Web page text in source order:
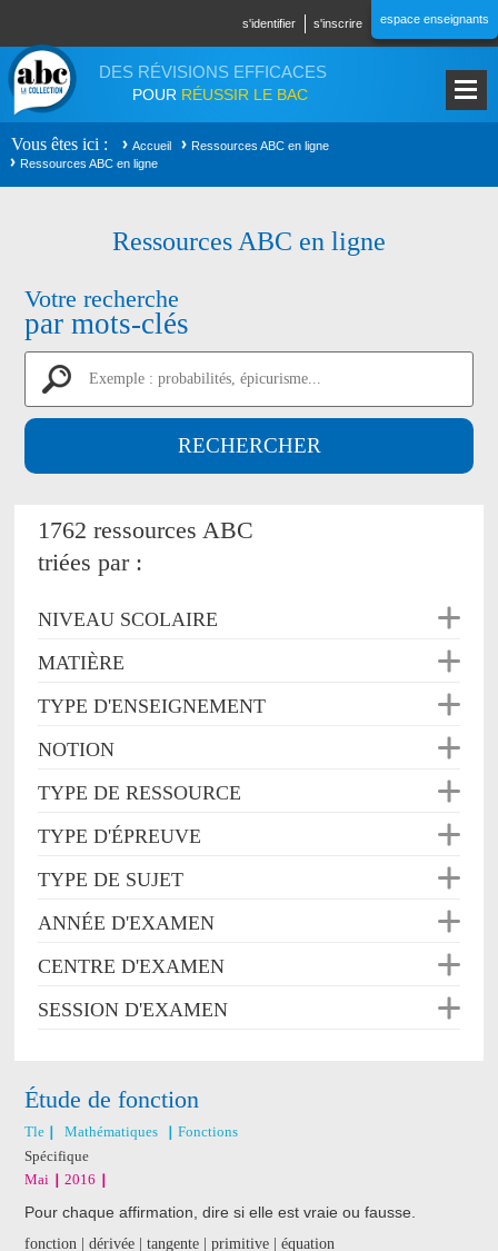
s'identifier s'inscrire espace enseignants
DES RÉVISIONS EFFICACES
POUR RÉUSSIR LE BAC
Vous êtes ici Accueil
Ressources ABC en ligne
Ressources ABC en ligne
Ressources ABC en ligne
Votre recherche
par mots-clés
1762 ressources ABC
triées par :
NIVEAU SCOLAIRE
MATIÈRE
TYPE D'ENSEIGNEMENT
NOTION
TYPE DE RESSOURCE
TYPE D'ÉPREUVE
TYPE DE SUJET
ANNÉE D'EXAMEN
CENTRE D'EXAMEN
SESSION D'EXAMEN
Étude de fonction
Tle Mathématiques
Fonctions
Spécifique
Mai
2016
Pour chaque affirmation, dire si elle est vraie ou fausse.
fonction | dérivée | tangente | primitive | équation